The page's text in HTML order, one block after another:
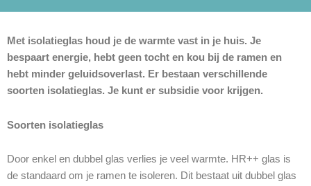
Met isolatieglas houd je de warmte vast in je huis. Je
bespaart energie, hebt geen tocht en kou bij de ramen en
hebt minder geluidsoverlast. Er bestaan verschillende
soorten isolatieglas. Je kunt er subsidie voor krijgen.
Soorten isolatieglas
Door enkel en dubbel glas verlies je veel warmte. HR++ glas is
de standaard om je ramen te isoleren. Dit bestaat uit dubbel glas